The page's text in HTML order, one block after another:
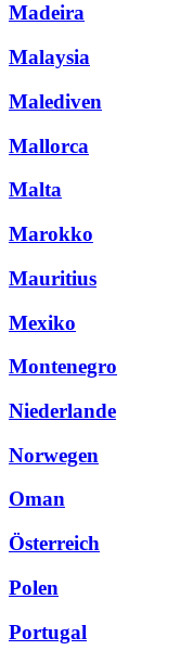
Madeira
Malaysia
Malediven
Mallorca
Malta
Marokko
Mauritius
Mexiko
Montenegro
Niederlande
Norwegen
Oman
Österreich
Polen
Portugal